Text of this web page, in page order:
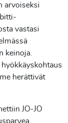
arvoiseksi
vastasi
keinoja.
herättivät
JO-JO